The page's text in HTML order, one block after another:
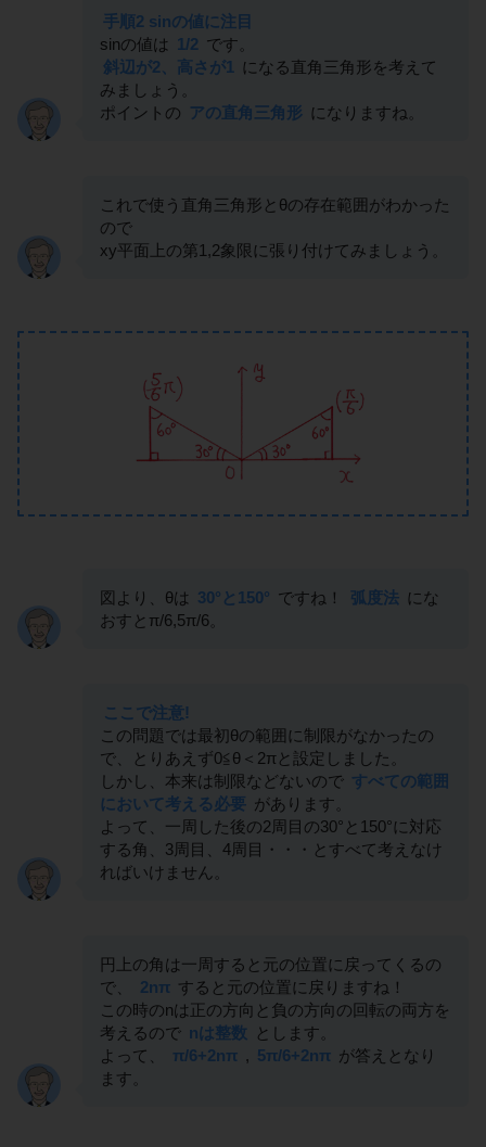
手順2 sinの値に注目
sinの値は 1/2 です。
斜辺が2、高さが1
になる直角三角形を考えて
みましょう。
ポイントの アの直角三角形 になりますね。
これで使う直角三角形とθの存在範囲がわかった
ので
xy平面上の第1,2象限に張り付けてみましょう。
図より、θは 30°と150° ですね！ 弧度法 にな
おすとπ/6,5π/6。
ここで注意!
この問題では最初θの範囲に制限がなかったの
で、とりあえず0≦θ＜2πと設定しました。
しかし、本来は制限などないので すべての範囲
において考える必要 があります。
よって、一周した後の2周目の30°と150°に対応
する角、3周目、4周目・・・とすべて考えなけ
ればいけません。
円上の角は一周すると元の位置に戻ってくるの
で、
2nπ すると元の位置に戻りますね！
この時のnは正の方向と負の方向の回転の両方を
考えるので nは整数 とします。
よって、
π/6+2nπ , 5π/6+2nπ が答えとなり
ます。